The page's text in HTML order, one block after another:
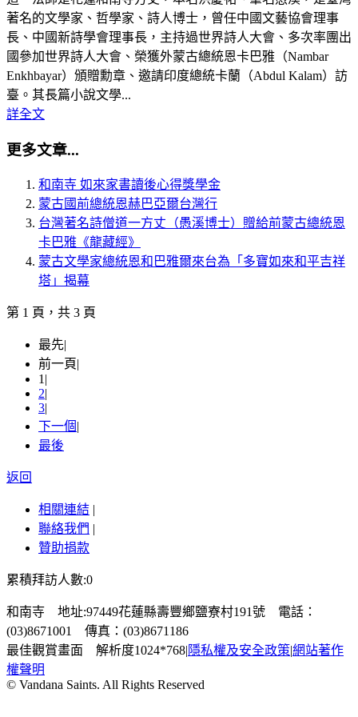
著名的文學家、哲學家、詩人博士，曾任中國文藝協會理事
長、中國新詩學會理事長，主持過世界詩人大會、多次率團出
國參加世界詩人大會、榮獲外蒙古總統恩卡巴雅（Nambar
Enkhbayar）頒贈勳章、邀請印度總統卡蘭（Abdul Kalam）訪
臺。其長篇小說文學...
詳全文
更多文章...
和南寺 如來家書讀後心得獎學金
蒙古國前總統恩赫巴亞爾台灣行
台灣著名詩僧道一方丈（愚溪博士）贈給前蒙古總統恩
卡巴雅《龍藏經》
蒙古文學家總統恩和巴雅爾來台為「多寶如來和平吉祥
塔」揭幕
第 1 頁，共 3 頁
最先|
前一頁|
1 |
2|
3|
下一個|
最後
返回
相關連結 |
聯絡我們 |
贊助捐款
累積拜訪人數:0
和南寺 地址:97449花蓮縣壽豐鄉鹽寮村191號 電話：
(03)8671001 傳真：(03)8671186
最佳觀賞畫面 解析度1024*768|隱私權及安全政策|網站著作
權聲明
© Vandana Saints. All Rights Reserved